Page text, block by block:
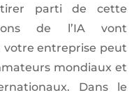
parti de cette
de l’IA vont
entreprise peut
mondiaux et
Dans le